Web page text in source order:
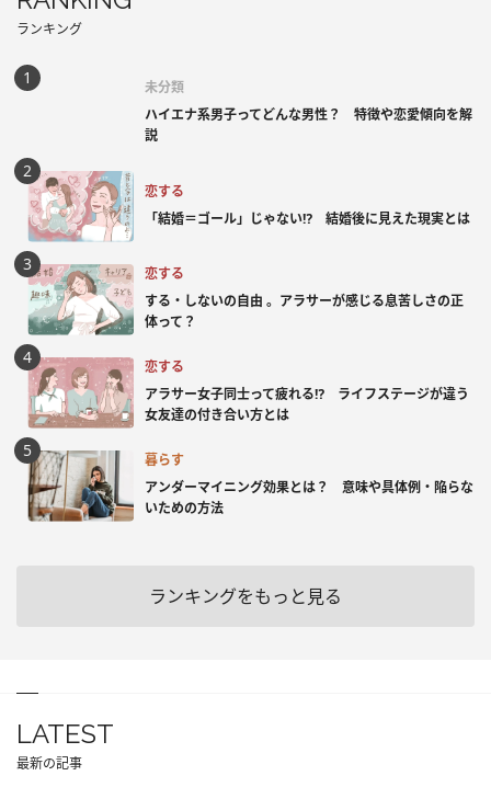
ランキング
未分類
ハイエナ系男子ってどんな男性？ 特徴や恋愛傾向を解
説
恋する
「結婚＝ゴール」じゃない⁉ 結婚後に見えた現実とは
恋する
する・しないの自由 。アラサーが感じる息苦しさの正
体って？
恋する
アラサー女子同士って疲れる⁉ ライフステージが違う
女友達の付き合い方とは
暮らす
アンダーマイニング効果とは？ 意味や具体例・陥らな
いための方法
ランキングをもっと見る
LATEST
最新の記事